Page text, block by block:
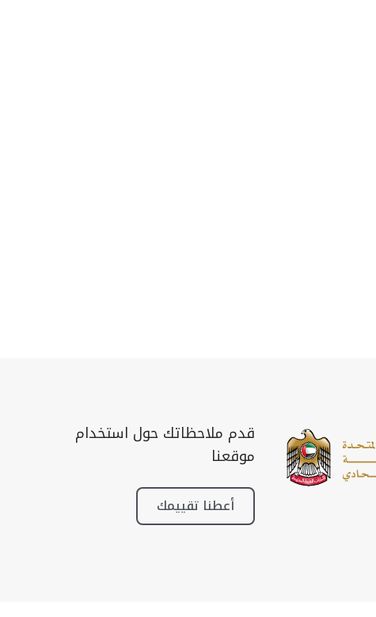
قدم ملاحظاتك حول استخدام
موقعنا
أعطنا تقييمك